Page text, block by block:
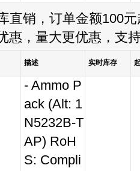
销，订单金额100元
惠，量大更优惠，支
描述 实时库存
- Ammo P
ack (Alt: 1
N5232B-T
AP) RoH
S: Compli